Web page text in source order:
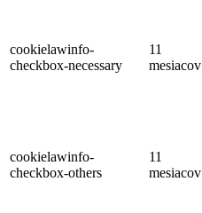
cookielawinfo-
checkbox-necessary
11
mesiacov
cookielawinfo-
checkbox-others
11
mesiacov